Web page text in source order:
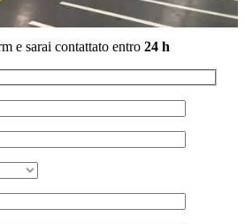
e sarai contattato entro 24 h